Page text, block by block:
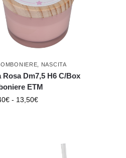
NASCITA
Dm7,5 H6 C/Box
ETM
€ - 13,50€